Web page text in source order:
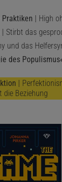
| High
| Stirbt das
und das
des
|
die Beziehung